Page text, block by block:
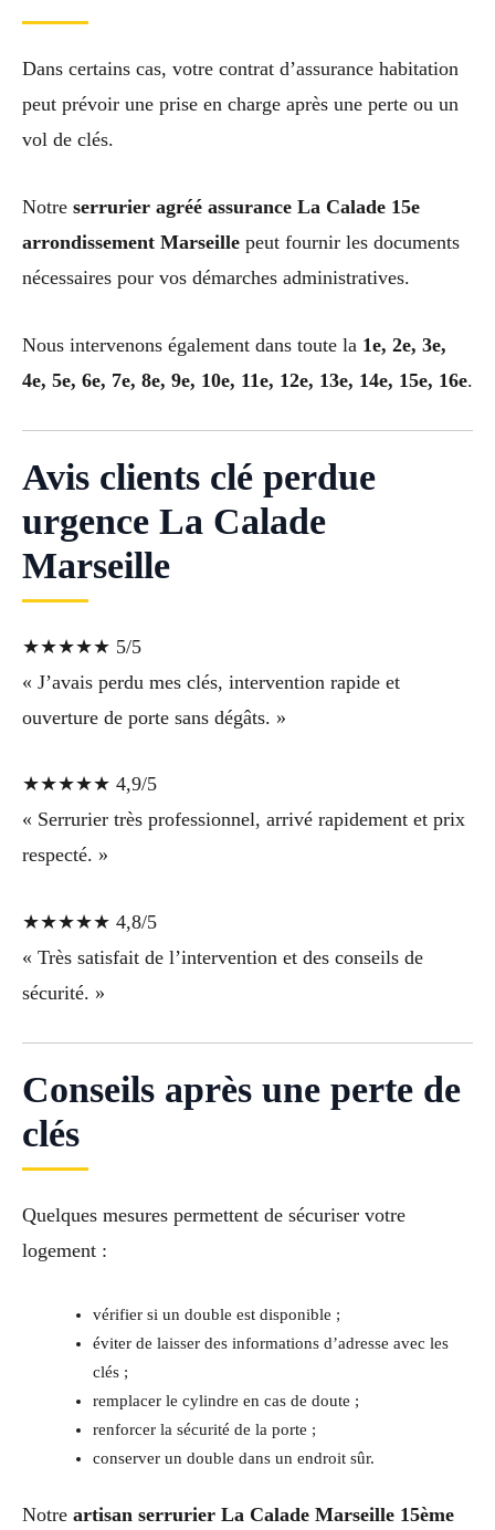
Dans certains cas, votre contrat d’assurance habitation
peut prévoir une prise en charge après une perte ou un
vol de clés.
Notre serrurier agréé assurance La Calade 15e
arrondissement Marseille peut fournir les documents
nécessaires pour vos démarches administratives.
Nous intervenons également dans toute la 1e, 2e, 3e,
4e, 5e, 6e, 7e, 8e, 9e, 10e, 11e, 12e, 13e, 14e, 15e, 16e.
Avis clients clé perdue
urgence La Calade
Marseille
★★★★★ 5/5
« J’avais perdu mes clés, intervention rapide et
ouverture de porte sans dégâts. »
★★★★★ 4,9/5
« Serrurier très professionnel, arrivé rapidement et prix
respecté. »
★★★★★ 4,8/5
« Très satisfait de l’intervention et des conseils de
sécurité. »
Conseils après une perte de
clés
Quelques mesures permettent de sécuriser votre
logement :
vérifier si un double est disponible ;
éviter de laisser des informations d’adresse avec les
clés ;
remplacer le cylindre en cas de doute ;
renforcer la sécurité de la porte ;
conserver un double dans un endroit sûr.
Notre artisan serrurier La Calade Marseille 15ème